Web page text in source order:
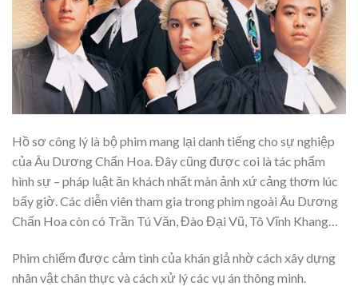
Hồ sơ công lý là bộ phim mang lại danh tiếng cho sự nghiệp
của Âu Dương Chấn Hoa. Đây cũng được coi là tác phẩm
hình sự – pháp luật ăn khách nhất màn ảnh xứ cảng thơm lúc
bấy giờ. Các diễn viên tham gia trong phim ngoài Âu Dương
Chấn Hoa còn có Trần Tú Văn, Đào Đại Vũ, Tô Vĩnh Khang…
Phim chiếm được cảm tình của khán giả nhờ cách xây dựng
nhân vật chân thực và cách xử lý các vụ án thông minh.